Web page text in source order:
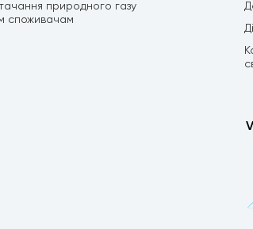
природного газу
споживачам